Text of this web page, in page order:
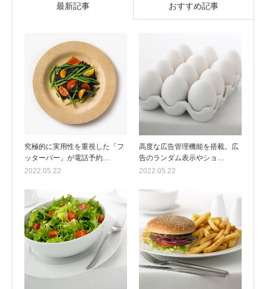
最新記事 おすすめ記事
究極的に実用性を重視した「フ
ッターバー」が電話予約…
2022.05.22
高度な広告管理機能を搭載。広
告のランダム表示やショ…
2022.05.22